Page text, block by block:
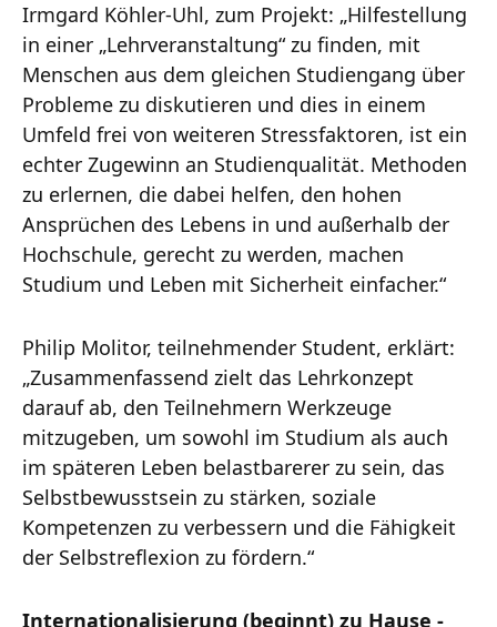
Irmgard Köhler-Uhl, zum Projekt: „Hilfestellung
in einer „Lehrveranstaltung“ zu finden, mit
Menschen aus dem gleichen Studiengang über
Probleme zu diskutieren und dies in einem
Umfeld frei von weiteren Stressfaktoren, ist ein
echter Zugewinn an Studienqualität. Methoden
zu erlernen, die dabei helfen, den hohen
Ansprüchen des Lebens in und außerhalb der
Hochschule, gerecht zu werden, machen
Studium und Leben mit Sicherheit einfacher.“
Philip Molitor, teilnehmender Student, erklärt:
„Zusammenfassend zielt das Lehrkonzept
darauf ab, den Teilnehmern Werkzeuge
mitzugeben, um sowohl im Studium als auch
im späteren Leben belastbarerer zu sein, das
Selbstbewusstsein zu stärken, soziale
Kompetenzen zu verbessern und die Fähigkeit
der Selbstreflexion zu fördern.“
Internationalisierung (beginnt) zu Hause -